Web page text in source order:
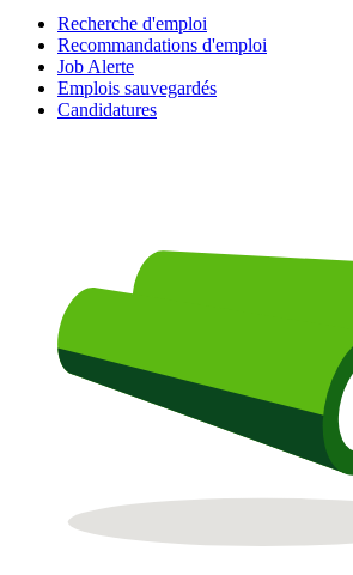
Recherche d'emploi
Recommandations d'emploi
Job Alerte
Emplois sauvegardés
Candidatures